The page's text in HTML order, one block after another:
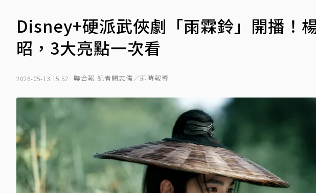
Disney+硬派武俠劇「雨霖鈴」開播！
昭，3大亮點一次看
2026-05-13 15:52 聯合報 記者闕志儒／即時報導